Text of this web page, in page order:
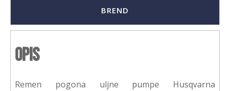
BREND
Opis
Remen pogona uljne pumpe Husqvarna